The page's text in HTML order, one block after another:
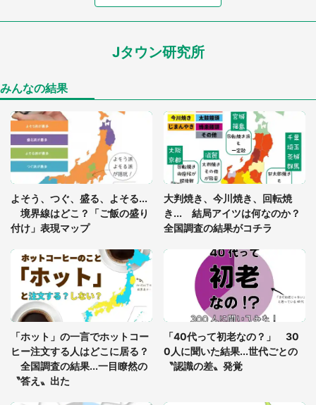
7万人驚がく 「お菓子売り場ならまだしも...」「ハ
ードル高い」
「閉所恐怖症の私は新幹線で大パニック。隣席の青
「ゾワゾワする」「本当に気持ち悪い」 道端でバ
グっちゃってた〝野生の野菜〟に6.5万人戦慄
座布団だろ」「食パンの耳」と1.4万人困惑
っ暗な道で遭難状態。なんとか見つけた民家に助け
を求めると、住人の男性が...」
「孫にあげると思って、あなたにこれをあげる」
真夏の山道で見知らぬお婆さんに握らされたもの
（山口県・30代女性）
Jタウン研究所
みんなの結果
よそう、つぐ、盛る、よそる...
境界線はどこ？「ご飯の盛り
付け」表現マップ
大判焼き、今川焼き、回転焼
き... 結局アイツは何なのか？
全国調査の結果がコチラ
「ホット」の一言でホットコー
ヒー注文する人はどこに居る？
全国調査の結果...一目瞭然の
〝答え〟出た
「40代って初老なの？」 30
0人に聞いた結果...世代ごとの
〝認識の差〟発覚